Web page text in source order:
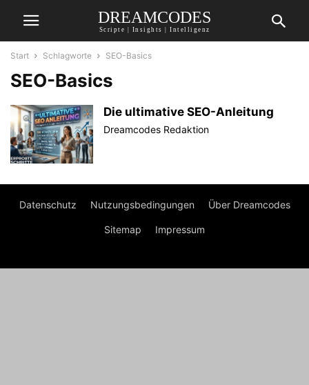
DREAMCODES
Scripte | Insights | Intelligenz
Start Schlagworte SEO-Basics
SEO-Basics
Die ultimative SEO-Anleitung
Dreamcodes Redaktion
Datenschutz Nutzungsbedingungen Über Dreamcodes
Sitemap Impressum